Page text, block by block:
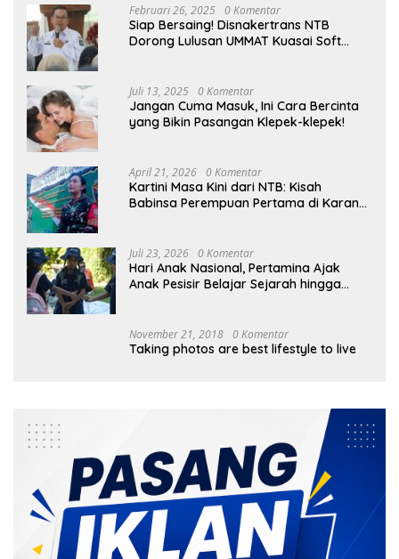
Februari 26, 2025 0 Komentar
Siap Bersaing! Disnakertrans NTB
Dorong Lulusan UMMAT Kuasai Soft
Juli 13, 2025 0 Komentar
Jangan Cuma Masuk, Ini Cara Bercinta
yang Bikin Pasangan Klepek-klepek!
April 21, 2026 0 Komentar
Kartini Masa Kini dari NTB: Kisah
Babinsa Perempuan Pertama di Karang
Juli 23, 2026 0 Komentar
Hari Anak Nasional, Pertamina Ajak
Anak Pesisir Belajar Sejarah hingga
November 21, 2018 0 Komentar
Taking photos are best lifestyle to live